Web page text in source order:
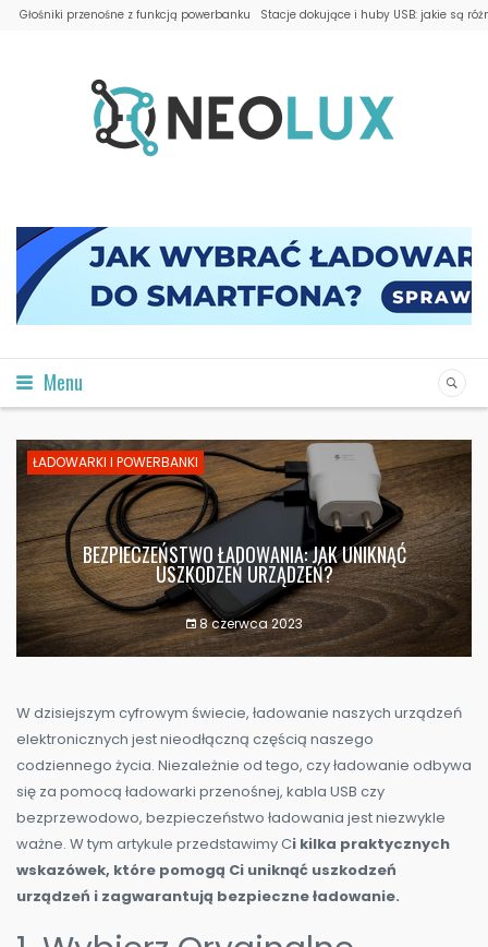
Głośniki przenośne z funkcją powerbanku Stacje dokujące i huby USB: jakie są
Menu
ŁADOWARKI I POWERBANKI
BEZPIECZEŃSTWO ŁADOWANIA: JAK UNIKNĄĆ
USZKODZEŃ URZĄDZEŃ?
8 czerwca 2023
W dzisiejszym cyfrowym świecie, ładowanie naszych urządzeń
elektronicznych jest nieodłączną częścią naszego
codziennego życia. Niezależnie od tego, czy ładowanie odbywa
się za pomocą ładowarki przenośnej, kabla USB czy
bezprzewodowo, bezpieczeństwo ładowania jest niezwykle
ważne. W tym artykule przedstawimy Ci kilka praktycznych
wskazówek, które pomogą Ci uniknąć uszkodzeń
urządzeń i zagwarantują bezpieczne ładowanie.